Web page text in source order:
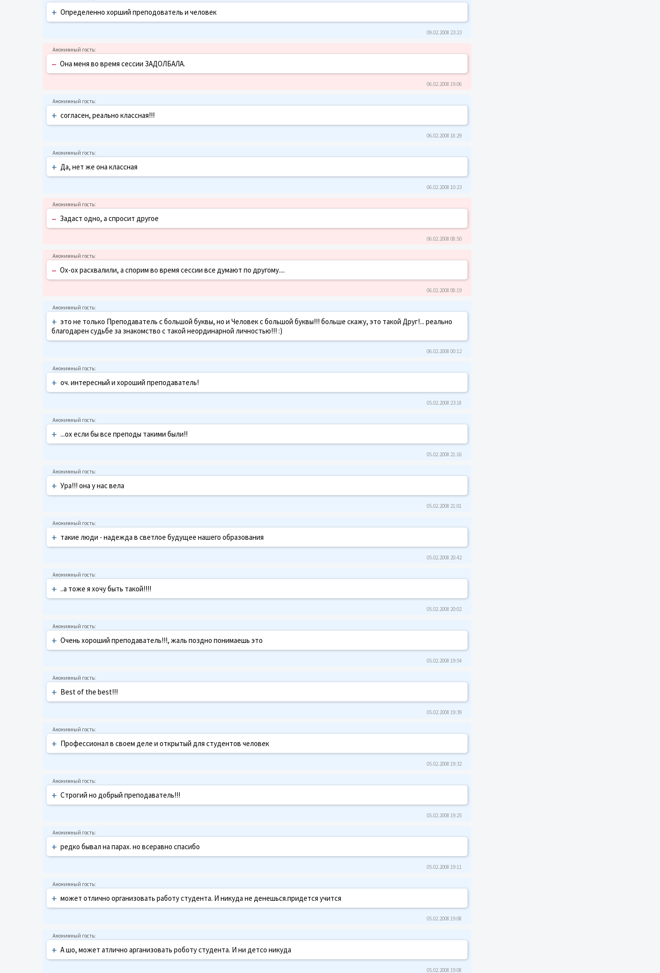
+ Определенно хорший преподователь и человек
09.02.2008 23:23
– Она меня во время сессии ЗАДОЛБАЛА.
06.02.2008 19:06
+ согласен, реально классная!!!
06.02.2008 18:29
+ Да, нет же она классная
06.02.2008 10:23
– Задаст одно, а спросит другое
06.02.2008 08:50
– Ох-ох расхвалили, а спорим во время сессии все думают по другому....
06.02.2008 08:19
+ это не только Преподаватель с большой буквы, но и Человек с большой буквы!!! больше скажу, это такой Друг!... реально
благодарен судьбе за знакомство с такой неординарной личностью!!! :)
06.02.2008 00:12
+ оч. интересный и хороший преподаватель!
05.02.2008 23:18
+ ...ох если бы все преподы такими были!!
05.02.2008 21:16
+ Ура!!! она у нас вела
05.02.2008 21:01
+ такие люди - надежда в светлое будущее нашего образования
05.02.2008 20:42
+ ..а тоже я хочу быть такой!!!!
05.02.2008 20:02
+ Очень хороший преподаватель!!!, жаль поздно понимаешь это
05.02.2008 19:54
+ Best of the best!!!
05.02.2008 19:39
+ Профессионал в своем деле и открытый для студентов человек
05.02.2008 19:32
+ Строгий но добрый преподаватель!!!
05.02.2008 19:25
+ редко бывал на парах. но всеравно спасибо
05.02.2008 19:11
+ может отлично организовать работу студента. И никуда не денешься.придется учится
05.02.2008 19:08
+ А шо, может атлично арганизовать роботу студента. И ни детсо никуда
05.02.2008 19:08